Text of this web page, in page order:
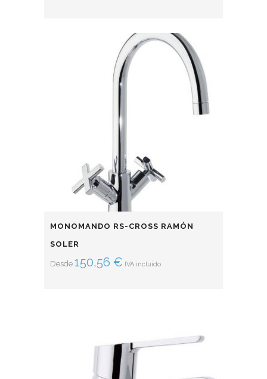
MONOMANDO RS-CROSS RAMÓN
SOLER
Desde 150,56 € IVA incluido